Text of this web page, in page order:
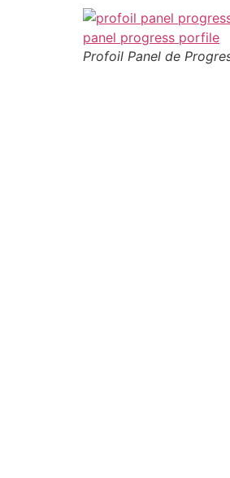
Profoil Panel de